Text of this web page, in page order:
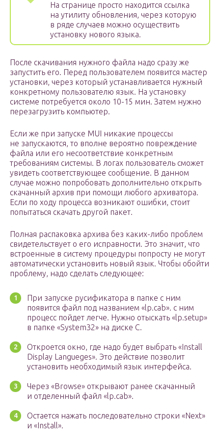
На странице просто находится ссылка
на утилиту обновления, через которую
в ряде случаев можно осуществить
установку нового языка.
После скачивания нужного файла надо сразу же
запустить его. Перед пользователем появится мастер
установки, через который устанавливается нужный
конкретному пользователю язык. На установку
системе потребуется около 10-15 мин. Затем нужно
перезагрузить компьютер.
Если же при запуске MUI никакие процессы
не запускаются, то вполне вероятно повреждение
файла или его несоответствие конкретным
требованиям системы. В логах пользователь сможет
увидеть соответствующее сообщение. В данном
случае можно попробовать дополнительно открыть
скачанный архив при помощи любого архиватора.
Если по ходу процесса возникают ошибки, стоит
попытаться скачать другой пакет.
Полная распаковка архива без каких-либо проблем
свидетельствует о его исправности. Это значит, что
встроенные в систему процедуры попросту не могут
автоматически установить новый язык. Чтобы обойти
проблему, надо сделать следующее:
При запуске русификатора в папке с ним
появится файл под названием «lp.cab». с ним
процесс пойдет легче. Нужно отыскать «lp.setup»
в папке «System32» на диске C.
Откроется окно, где надо будет выбрать «Install
Display Langueges». Это действие позволит
установить необходимый язык интерфейса.
Через «Browse» открывают ранее скачанный
и отделенный файл «lp.cab».
Остается нажать последовательно строки «Next»
и «Install».